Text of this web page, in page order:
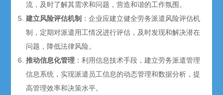
流，及时了解其需求和问题，营造和谐的工作氛围。
建立风险评估机制 ：企业应建立健全劳务派遣风险评估机
制，定期对派遣用工情况进行评估，及时发现和解决潜在
问题，降低法律风险。
推动信息化管理 ：利用信息技术手段，建立劳务派遣管理
信息系统，实现派遣员工信息的动态管理和数据分析，提
高管理效率和决策水平。